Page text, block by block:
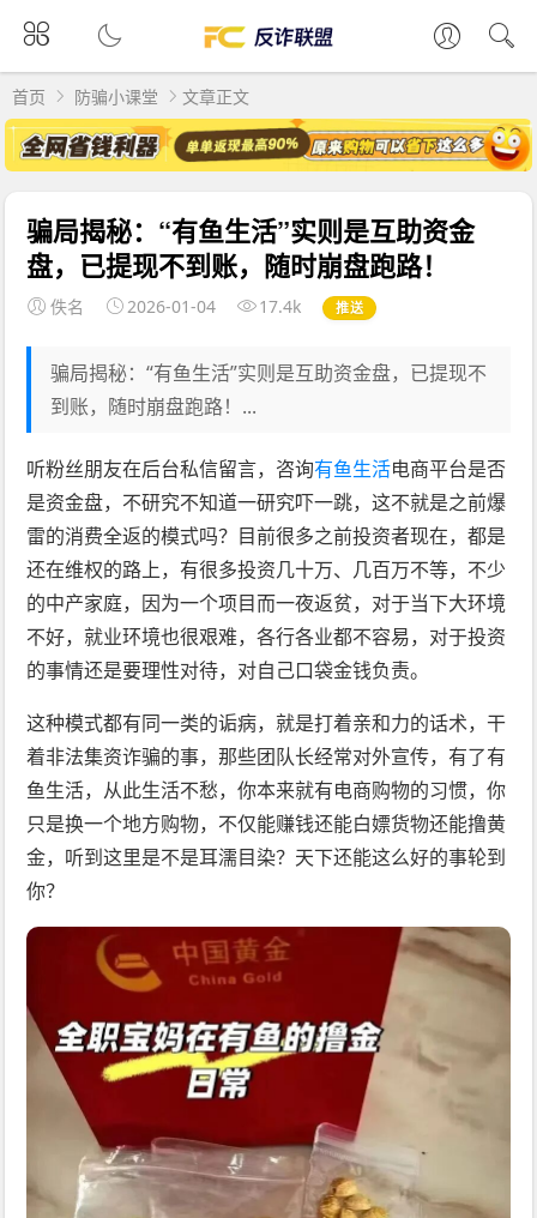
首页 防骗小课堂 文章正文
骗局揭秘：“有鱼生活”实则是互助资金
盘，已提现不到账，随时崩盘跑路！
佚名 2026-01-04 17.4k 推送
骗局揭秘：“有鱼生活”实则是互助资金盘，已提现不
到账，随时崩盘跑路！...
听粉丝朋友在后台私信留言，咨询有鱼生活电商平台是否
是资金盘，不研究不知道一研究吓一跳，这不就是之前爆
雷的消费全返的模式吗？目前很多之前投资者现在，都是
还在维权的路上，有很多投资几十万、几百万不等，不少
的中产家庭，因为一个项目而一夜返贫，对于当下大环境
不好，就业环境也很艰难，各行各业都不容易，对于投资
的事情还是要理性对待，对自己口袋金钱负责。
这种模式都有同一类的诟病，就是打着亲和力的话术，干
着非法集资诈骗的事，那些团队长经常对外宣传，有了有
鱼生活，从此生活不愁，你本来就有电商购物的习惯，你
只是换一个地方购物，不仅能赚钱还能白嫖货物还能撸黄
金，听到这里是不是耳濡目染？天下还能这么好的事轮到
你？